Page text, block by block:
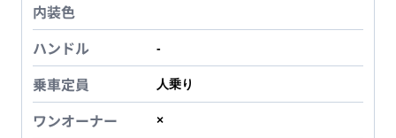
内装色
ハンドル
-
乗車定員 人乗り
ワンオーナー ×